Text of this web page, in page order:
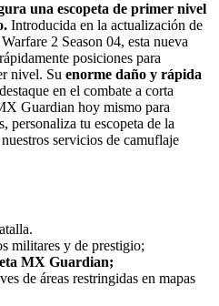
una escopeta de primer nivel
Introducida en la actualización de
2 Season 04, esta nueva
posiciones para
nivel. Su enorme daño y rápida
en el combate a corta
Guardian hoy mismo para
personaliza tu escopeta de la
servicios de camuflaje
militares y de prestigio;
MX Guardian;
de áreas restringidas en mapas